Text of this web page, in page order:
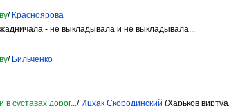
/ Красноярова
- не выкладывала и не выкладывала...
/ Бильченко
в суставах дорог.../ Ицхак Скородинский (Харьков